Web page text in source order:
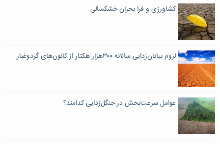
کشاورزی و فرا بحران خشکسالی
لزوم بیابان‌زدایی سالانه ۳۰۰هزار هکتار از کانون‌های گردوغبار
عوامل سرعت‌بخش در جنگل‌زدایی کدامند؟